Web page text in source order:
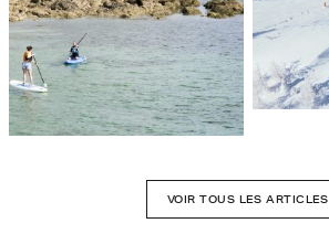
VOIR TOUS LES ARTICLES